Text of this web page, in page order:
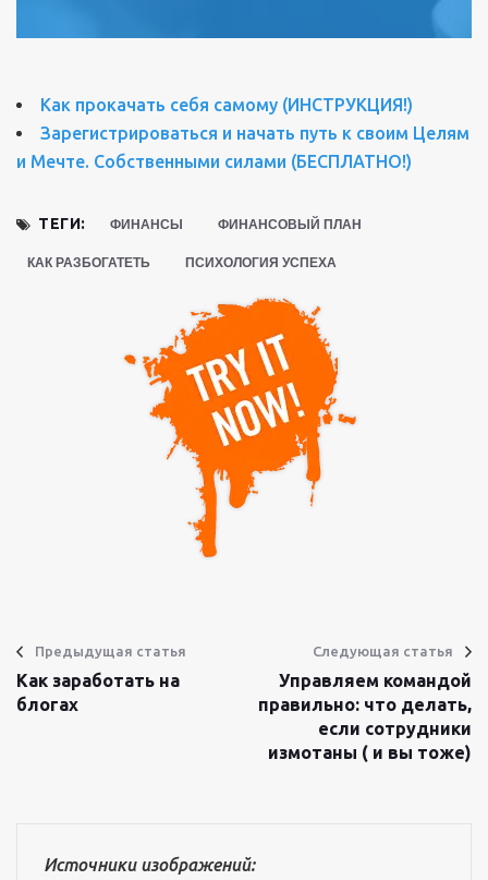
Как прокачать себя самому (ИНСТРУКЦИЯ!)
Зарегистрироваться и начать путь к своим Целям
и Мечте. Собственными силами (БЕСПЛАТНО!)
ТЕГИ: ФИНАНСЫ ФИНАНСОВЫЙ ПЛАН
КАК РАЗБОГАТЕТЬ ПСИХОЛОГИЯ УСПЕХА
Предыдущая статья
Как заработать на
блогах
Следующая статья
Управляем командой
правильно: что делать,
если сотрудники
измотаны ( и вы тоже)
Источники изображений: